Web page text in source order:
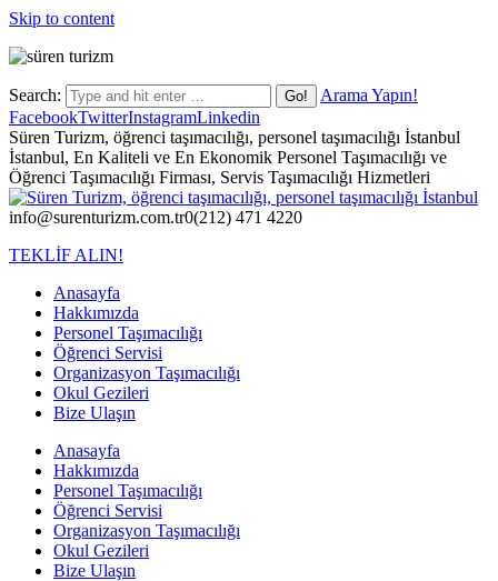
Skip to content
Search:
Arama Yapın!
FacebookTwitterInstagramLinkedin
Süren Turizm, öğrenci taşımacılığı, personel taşımacılığı İstanbul
İstanbul, En Kaliteli ve En Ekonomik Personel Taşımacılığı ve
Öğrenci Taşımacılığı Firması, Servis Taşımacılığı Hizmetleri
info@surenturizm.com.tr0(212) 471 4220
TEKLİF ALIN!
Anasayfa
Hakkımızda
Personel Taşımacılığı
Öğrenci Servisi
Organizasyon Taşımacılığı
Okul Gezileri
Bize Ulaşın
Anasayfa
Hakkımızda
Personel Taşımacılığı
Öğrenci Servisi
Organizasyon Taşımacılığı
Okul Gezileri
Bize Ulaşın